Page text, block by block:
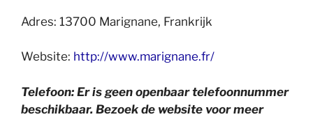
Adres: 13700 Marignane, Frankrijk
Website: http://www.marignane.fr/
Telefoon: Er is geen openbaar telefoonnummer
beschikbaar. Bezoek de website voor meer